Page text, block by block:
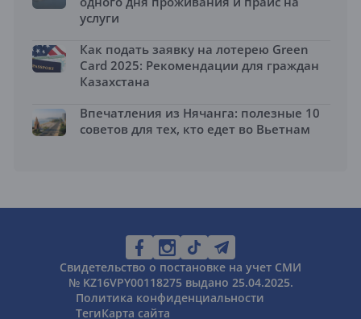
услуги
Как подать заявку на лотерею Green
Card 2025: Рекомендации для граждан
Казахстана
Впечатления из Нячанга: полезные 10
советов для тех, кто едет во Вьетнам
Свидетельство о постановке на учет СМИ
№ KZ16VPY00118275 выдано 25.04.2025.
Политика конфиденциальности
ТегиКарта сайта